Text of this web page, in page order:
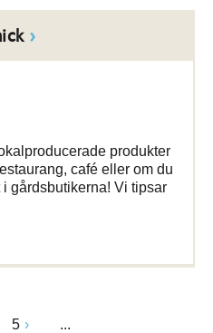
produkter
café eller om du
gårdsbutikerna! Vi tipsar
5 ...